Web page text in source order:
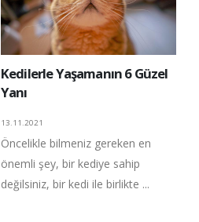
Kedilerle Yaşamanın 6 Güzel
Yanı
13.11.2021
Öncelikle bilmeniz gereken en
önemli şey, bir kediye sahip
değilsiniz, bir kedi ile birlikte ...